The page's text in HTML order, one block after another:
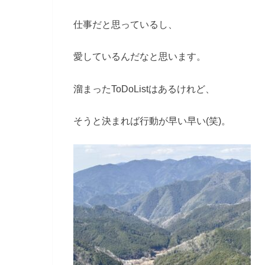
仕事だと思っているし、
愛しているんだなと思います。
溜まったToDoListはあるけれど、
そうと決まれば行動が早い早い(笑)。